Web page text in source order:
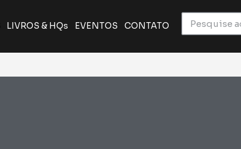
LIVROS & HQs EVENTOS CONTATO